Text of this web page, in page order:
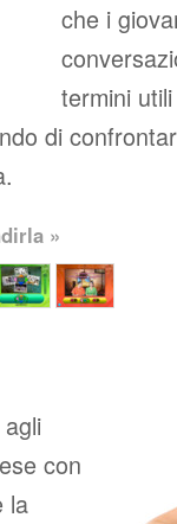
che i
termini
di
»
con
la